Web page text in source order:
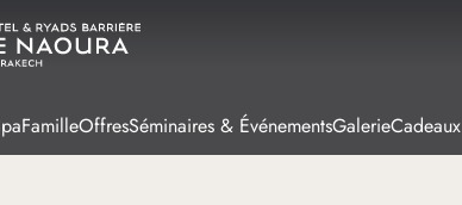
FamilleOffresSéminaires & ÉvénementsGalerieCadeaux